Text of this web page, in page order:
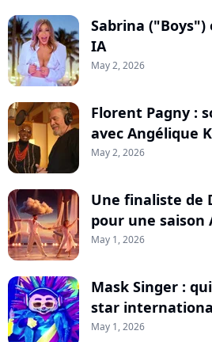
Sabrina ("Boys")
IA
May 2, 2026
Florent Pagny :
avec Angélique
May 2, 2026
Une finaliste de
pour une saison
May 1, 2026
Mask Singer :
star
May 1, 2026